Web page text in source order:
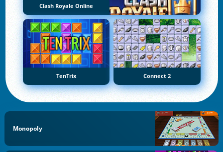
Clash Royale Online
TenTrix Connect 2
Monopoly